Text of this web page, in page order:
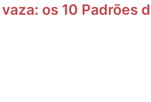
os 10 Padrões